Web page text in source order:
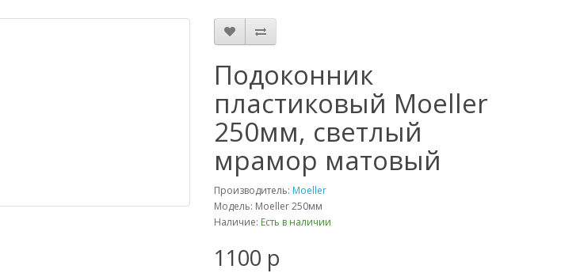
Подоконник
пластиковый Moeller
250мм, светлый
мрамор матовый
Производитель: Moeller
Модель: Moeller 250мм
Наличие: Есть в наличии
1100 р